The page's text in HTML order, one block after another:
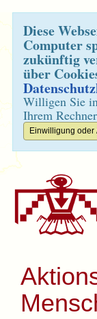
Diese
Computer
zukünftig
über
Willigen Sie
Ihrem